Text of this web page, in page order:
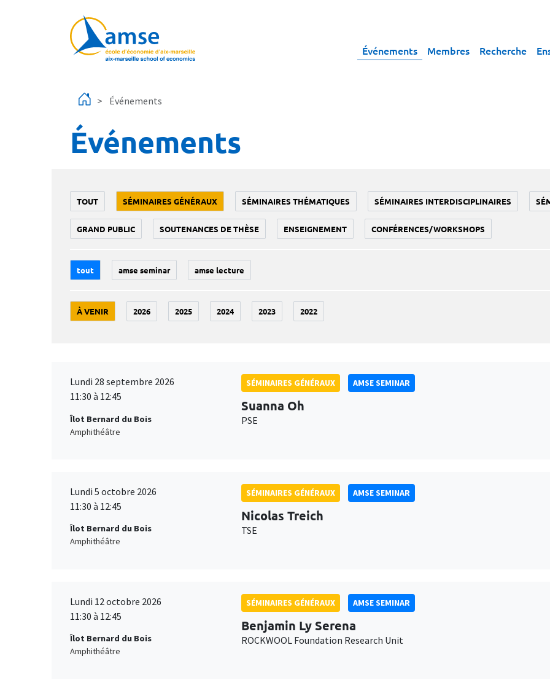
Événements Membres Recherche
Événements
Événements
TOUT SÉMINAIRES GÉNÉRAUX SÉMINAIRES THÉMATIQUES SÉMINAIRES INTERDISCIPLINAIRES
GRAND PUBLIC SOUTENANCES DE THÈSE ENSEIGNEMENT CONFÉRENCES/WORKSHOPS
tout amse seminar amse lecture
À VENIR 2026 2025 2024 2023 2022
Lundi 28 septembre 2026
11:30 à 12:45
Îlot Bernard du Bois
Amphithéâtre
SÉMINAIRES GÉNÉRAUX AMSE SEMINAR
Suanna Oh
PSE
Lundi 5 octobre 2026
11:30 à 12:45
Îlot Bernard du Bois
Amphithéâtre
SÉMINAIRES GÉNÉRAUX AMSE SEMINAR
Nicolas Treich
TSE
Lundi 12 octobre 2026
11:30 à 12:45
Îlot Bernard du Bois
Amphithéâtre
SÉMINAIRES GÉNÉRAUX AMSE SEMINAR
Benjamin Ly Serena
ROCKWOOL Foundation Research Unit